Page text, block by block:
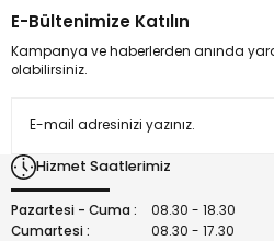
kullanarak tarafımıza iletebilirsiniz.
Görüş ve önerileriniz için teşekkür
Ürün açıklamasında eksik
Bu ürüne benzer farklı alternatifler
E-Bültenimize Katılın
Kampanya ve haberlerden anında
olabilirsiniz.
Hizmet Saatlerimiz
Pazartesi - Cuma :
08.30 - 18.30
Cumartesi :
08.30 - 17.30